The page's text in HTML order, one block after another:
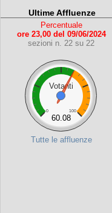
Ultime Affluenze
Percentuale
ore 23,00 del 09/06/2024
sezioni n. 22 su 22
Votanti
0 100
60.08
Tutte le affluenze